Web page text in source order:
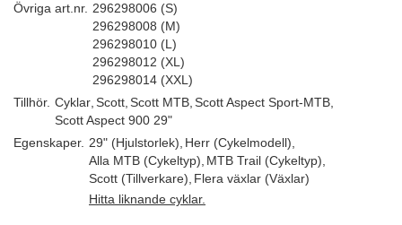
Övriga art.nr. 296298006 (S)
296298008 (M)
296298010 (L)
296298012 (XL)
296298014 (XXL)
Tillhör. Cyklar Scott Scott MTB Scott Aspect Sport-MTB
Scott Aspect 900 29"
Egenskaper. 29" (Hjulstorlek) Herr (Cykelmodell)
Alla MTB (Cykeltyp) MTB Trail (Cykeltyp)
Scott (Tillverkare) Flera växlar (Växlar)
Hitta liknande cyklar.